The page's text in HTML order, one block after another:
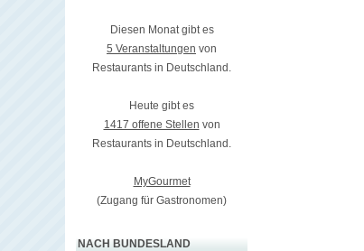
Diesen Monat gibt es
5 Veranstaltungen von
Restaurants in Deutschland.
Heute gibt es
1417 offene Stellen von
Restaurants in Deutschland.
MyGourmet
(Zugang für Gastronomen)
NACH BUNDESLAND